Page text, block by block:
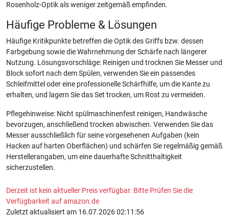
Rosenholz-Optik als weniger zeitgemäß empfinden.
Häufige Probleme & Lösungen
Häufige Kritikpunkte betreffen die Optik des Griffs bzw. dessen
Farbgebung sowie die Wahrnehmung der Schärfe nach längerer
Nutzung. Lösungsvorschläge: Reinigen und trocknen Sie Messer und
Block sofort nach dem Spülen, verwenden Sie ein passendes
Schleifmittel oder eine professionelle Schärfhilfe, um die Kante zu
erhalten, und lagern Sie das Set trocken, um Rost zu vermeiden.
Pflegehinweise: Nicht spülmaschinenfest reinigen, Handwäsche
bevorzugen, anschließend trocken abwischen. Verwenden Sie das
Messer ausschließlich für seine vorgesehenen Aufgaben (kein
Hacken auf harten Oberflächen) und schärfen Sie regelmäßig gemäß
Herstellerangaben, um eine dauerhafte Schnitthaltigkeit
sicherzustellen.
Derzeit ist kein aktueller Preis verfügbar. Bitte Prüfen Sie die
Verfügbarkeit auf amazon.de
Zuletzt aktualisiert am 16.07.2026 02:11:56